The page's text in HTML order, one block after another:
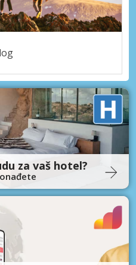
za vaš hotel?